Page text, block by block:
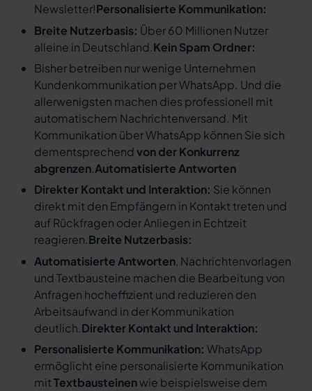
Newsletter!Personalisierte Kommunikation:
Breite Nutzerbasis: Über 60 Millionen Nutzer
alleine in Deutschland.Kein Spam Ordner:
Bisher betreiben nur wenige Unternehmen
Kundenkommunikation per WhatsApp. Und die
allerwenigsten machen dies professionell mit
automatischem Nachrichtenversand. Mit
Kommunikation über WhatsApp können Sie sich
dementsprechendvon der Konkurrenz
abgrenzen.Automatisierte Antworten
Direkter Kontakt und Interaktion: Sie können
direkt mit den Empfängern in Kontakt treten und
auf Rückfragen oder Anliegen in Echtzeit
reagieren.Breite Nutzerbasis:
Automatisierte Antworten, Nachrichtenvorlagen
und Textbausteine machen die Bearbeitung von
Anfragen hocheffizient und reduzieren den
Arbeitsaufwand in der Kommunikation
deutlich.Direkter Kontakt und Interaktion:
Personalisierte Kommunikation: WhatsApp
ermöglicht eine personalisierte Kommunikation
mitTextbausteinenwie beispielsweise dem